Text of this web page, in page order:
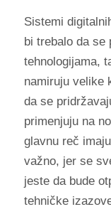
Sistemi
bi trebalo da se
tehnologijama,
namiruju velike
da se
primenjuju na
glavnu reč
važno, jer se
jeste da bude
tehničke